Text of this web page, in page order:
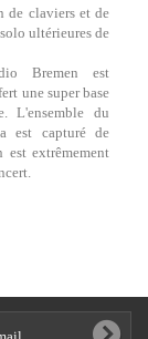
de claviers et de
ultérieures de
Bremen est
une super base
L'ensemble du
est capturé de
extrêmement